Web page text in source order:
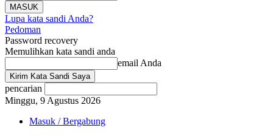
Lupa kata sandi Anda?
Pedoman
Password recovery
Memulihkan kata sandi anda
email Anda
pencarian
Minggu, 9 Agustus 2026
Masuk / Bergabung